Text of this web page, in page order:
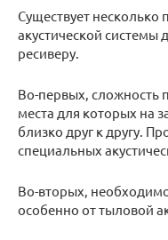
Существует
акустической системы
ресиверу.
Во-первых, сложность
места для которых на
близко друг к другу.
специальных
Во-вторых,
особенно от тыловой